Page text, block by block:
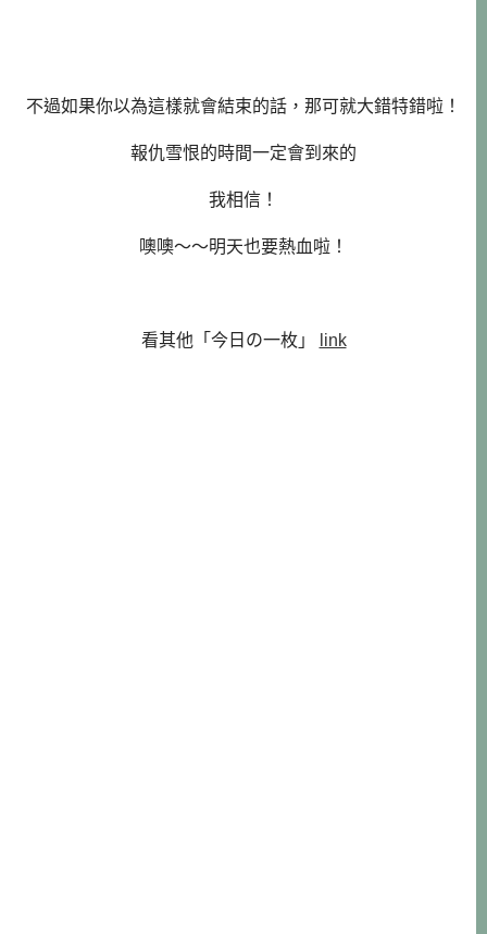
不過如果你以為這樣就會結束的話，那可就大錯特錯啦！
報仇雪恨的時間一定會到來的
我相信！
噢噢～～明天也要熱血啦！
看其他「今日の一枚」 link